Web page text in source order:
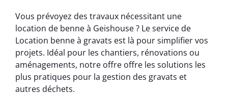
Vous prévoyez des travaux nécessitant une
location de benne à Geishouse ? Le service de
Location benne à gravats est là pour simplifier vos
projets. Idéal pour les chantiers, rénovations ou
aménagements, notre offre offre les solutions les
plus pratiques pour la gestion des gravats et
autres déchets.